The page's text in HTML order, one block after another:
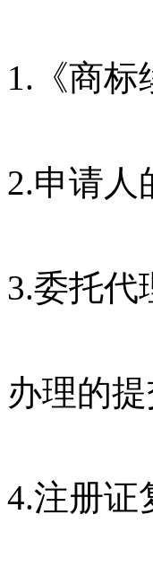
1.《商标
2.申请人
3.委托代
办理的
4.注册证